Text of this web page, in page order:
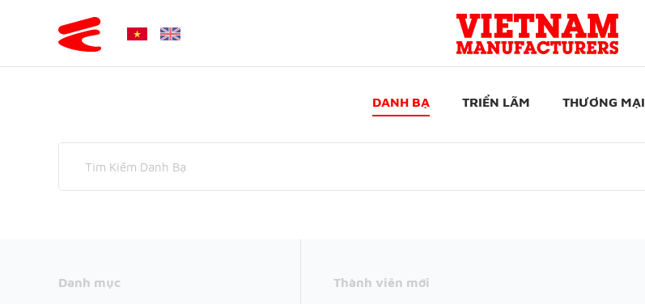
DANH BẠ TRIỂN LÃM THƯƠNG MẠI
Danh mục Thành viên mới